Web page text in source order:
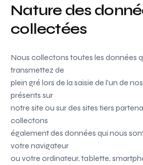
Nature des
collectées
Nous collectons toutes les données
transmettez de
plein gré lors de la saisie de l’un de
présents sur
notre site ou sur des sites tiers
collectons
également des données qui nous
votre navigateur
ou votre ordinateur, tablette,